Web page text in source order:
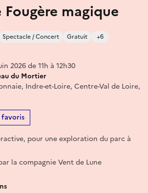
magique
Spectacle / Concert Gratuit +6
2026 de 11h à 12h30
du Mortier
Indre-et-Loire, Centre-Val de Loire,
favoris
pour une exploration du parc à
la compagnie Vent de Lune